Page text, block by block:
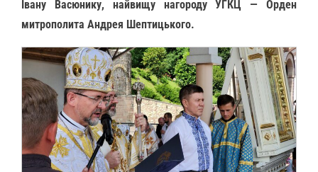
Івану Васюнику, найвищу нагороду УГКЦ — Орден
митрополита Андрея Шептицького.